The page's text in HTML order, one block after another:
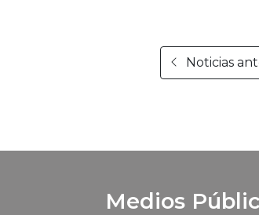
Noticias
Medios